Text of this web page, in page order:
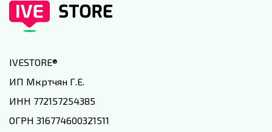
IVESTORE®
ИП Мкртчян Г.Е.
ИНН 772157254385
ОГРН 316774600321511